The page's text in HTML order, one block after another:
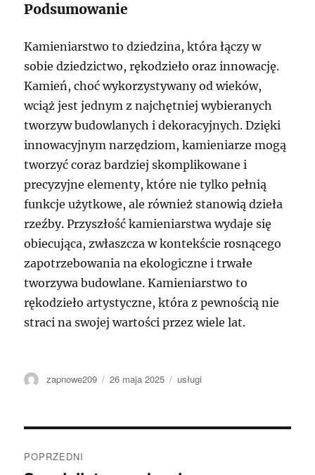
Podsumowanie
Kamieniarstwo to dziedzina, która łączy w
sobie dziedzictwo, rękodzieło oraz innowację.
Kamień, choć wykorzystywany od wieków,
wciąż jest jednym z najchętniej wybieranych
tworzyw budowlanych i dekoracyjnych. Dzięki
innowacyjnym narzędziom, kamieniarze mogą
tworzyć coraz bardziej skomplikowane i
precyzyjne elementy, które nie tylko pełnią
funkcje użytkowe, ale również stanowią dzieła
rzeźby. Przyszłość kamieniarstwa wydaje się
obiecująca, zwłaszcza w kontekście rosnącego
zapotrzebowania na ekologiczne i trwałe
tworzywa budowlane. Kamieniarstwo to
rękodzieło artystyczne, która z pewnością nie
straci na swojej wartości przez wiele lat.
Autor
zapnowe209
Data
26 maja 2025 Kategorie
usługi
POPRZEDNI